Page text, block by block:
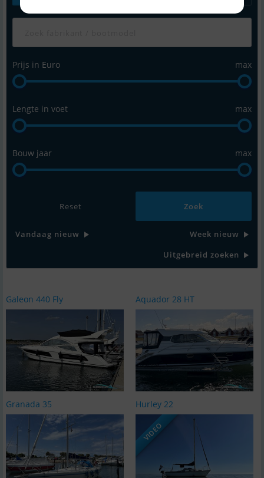
Prijs in Euro max
Lengte in voet max
Bouw jaar max
Reset
Vandaag nieuw
Week nieuw
Uitgebreid zoeken
Galeon 440 Fly Aquador 28 HT
Granada 35 Hurley 22
VIDEO